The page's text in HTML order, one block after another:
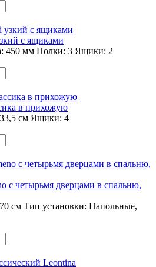
с ящиками
450 мм Полки: 3 Ящики: 2
в прихожую
33,5 см Ящики: 4
с четырьмя дверцами в спальню,
70 см Тип установки: Напольные,